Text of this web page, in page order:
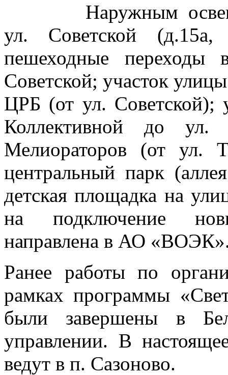
Наружным
ул. Советской
пешеходные
Советской; участок
ЦРБ (от ул. Советской);
Коллективной до ул.
Мелиораторов (от ул.
центральный парк
детская площадка на
на подключение
направлена в АО
Ранее работы по
рамках программы
были завершены в
управлении. В
ведут в п. Сазоново.